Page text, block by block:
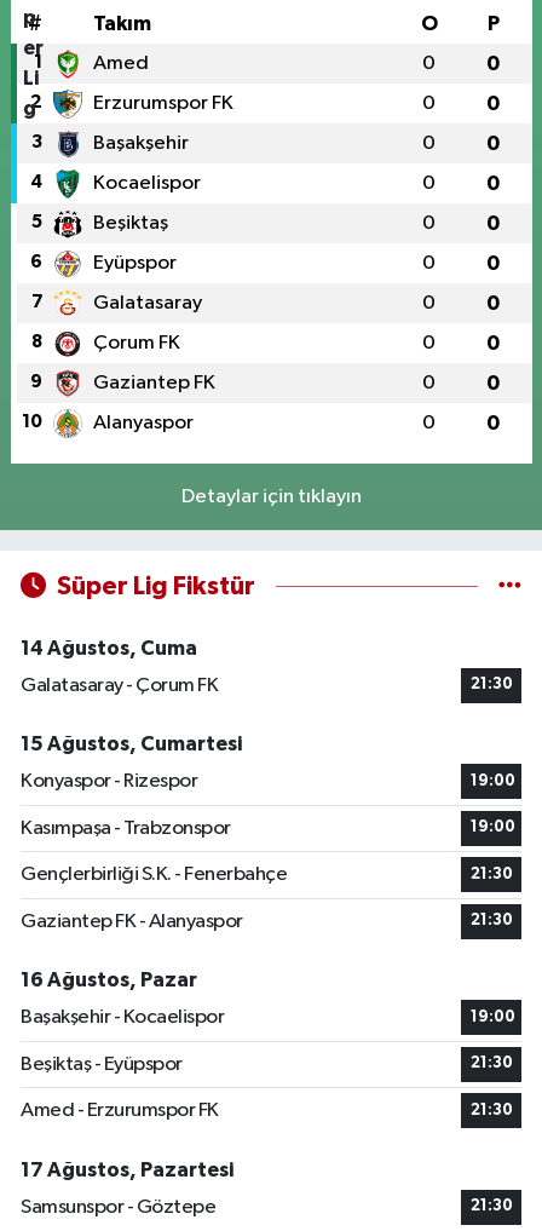
# Takım O P
1 Amed 0 0
2 Erzurumspor FK 0 0
3 Başakşehir 0 0
4 Kocaelispor 0 0
5 Beşiktaş 0 0
6 Eyüpspor 0 0
7 Galatasaray 0 0
8 Çorum FK 0 0
9 Gaziantep FK 0 0
10 Alanyaspor 0 0
Detaylar için tıklayın
Süper Lig Fikstür
14 Ağustos, Cuma
Galatasaray - Çorum FK
21:30
15 Ağustos, Cumartesi
Konyaspor - Rizespor
19:00
Kasımpaşa - Trabzonspor 19:00
Gençlerbirliği S.K. - Fenerbahçe 21:30
Gaziantep FK - Alanyaspor 21:30
16 Ağustos, Pazar
Başakşehir - Kocaelispor
19:00
Beşiktaş - Eyüpspor 21:30
Amed - Erzurumspor FK 21:30
17 Ağustos, Pazartesi
Samsunspor - Göztepe
21:30